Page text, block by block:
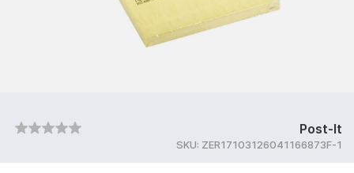
Post-It
SKU: ZER17103126041166873F-1